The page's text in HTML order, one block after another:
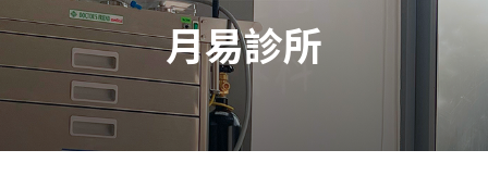
月易診所